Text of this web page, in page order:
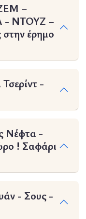
–
ΝΤΟΥΖ –
έρημο
-
Νέφτα -
! Σαφάρι
- Σους -